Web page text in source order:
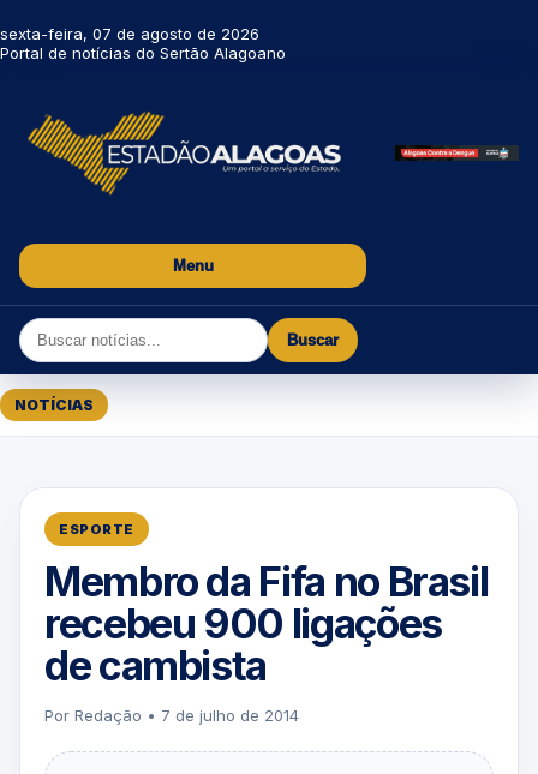
sexta-feira, 07 de agosto de 2026
Portal de notícias do Sertão Alagoano
Menu
Buscar
NOTÍCIAS
ESPORTE
Membro da Fifa no Brasil
recebeu 900 ligações
de cambista
Por Redação • 7 de julho de 2014